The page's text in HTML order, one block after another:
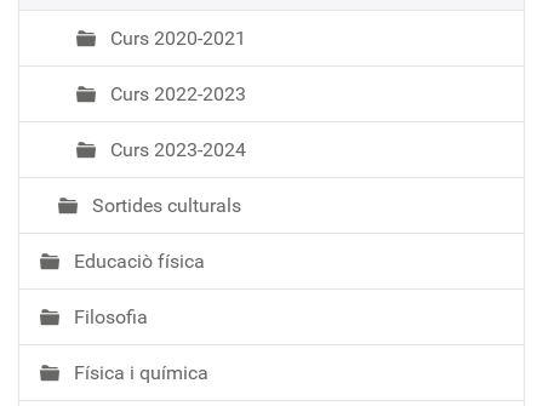
Curs 2020-2021
Curs 2022-2023
Curs 2023-2024
Sortides culturals
Educaciò física
Filosofia
Física i química